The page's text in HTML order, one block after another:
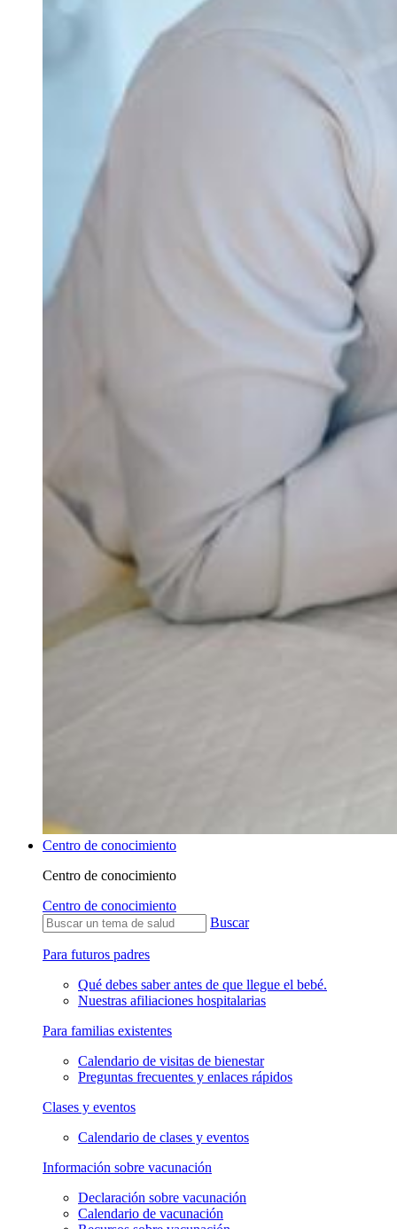
Centro de conocimiento
Centro de conocimiento
Centro de conocimiento
Buscar
Para futuros padres
Qué debes saber antes de que llegue el bebé.
Nuestras afiliaciones hospitalarias
Para familias existentes
Calendario de visitas de bienestar
Preguntas frecuentes y enlaces rápidos
Clases y eventos
Calendario de clases y eventos
Información sobre vacunación
Declaración sobre vacunación
Calendario de vacunación